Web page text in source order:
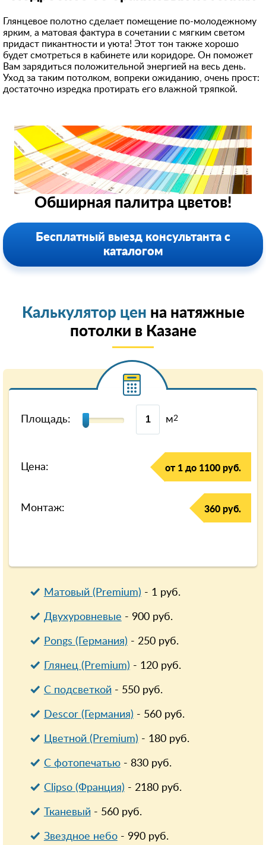
Глянцевое полотно сделает помещение по-молодежному
ярким, а матовая фактура в сочетании с мягким светом
придаст пикантности и уюта! Этот тон также хорошо
будет смотреться в кабинете или коридоре. Он поможет
Вам зарядиться положительной энергией на весь день.
Уход за таким потолком, вопреки ожиданию, очень прост:
достаточно изредка протирать его влажной тряпкой.
Обширная палитра цветов!
Бесплатный выезд консультанта с
каталогом
Калькулятор цен на натяжные
потолки в Казанe
Площадь: м2
Цена: от 1 до 1100 руб.
Монтаж: 360 руб.
Матовый (Premium) - 1руб.
Двухуровневые - 900руб.
Pongs (Германия) - 250руб.
Глянец (Premium) - 120руб.
С подсветкой- 550руб.
Descor (Германия) - 560руб.
Цветной (Premium) - 180руб.
С фотопечатью- 830руб.
Clipso (Франция) - 2180руб.
Тканевый- 560руб.
Звездное небо- 990руб.